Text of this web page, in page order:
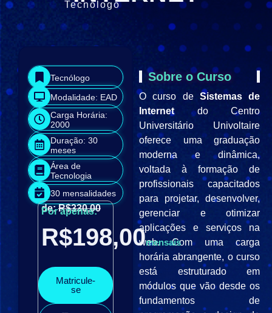
Tecnólogo
Sobre o Curso
O curso de Sistemas de
Internetdo Centro
Universitário Univoltaire
oferece uma graduação
moderna e dinâmica,
voltada à formação de
profissionais capacitados
para projetar, desenvolver,
gerenciar e otimizar
aplicações e serviços na
web. Com uma carga
horária abrangente, o curso
está estruturado em
módulos que vão desde os
fundamentos de
Tecnólogo
Modalidade: EAD
Carga Horária:
2000
Duração: 30
meses
Área de
Tecnologia
30 mensalidades
de:R$330,00
Por apenas:
R$198,00mensais
Matricule-
se